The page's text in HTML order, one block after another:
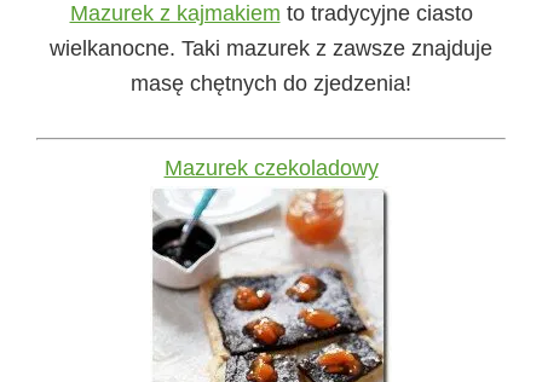
Mazurek z kajmakiem to tradycyjne ciasto
wielkanocne. Taki mazurek z zawsze znajduje
masę chętnych do zjedzenia!
Mazurek czekoladowy